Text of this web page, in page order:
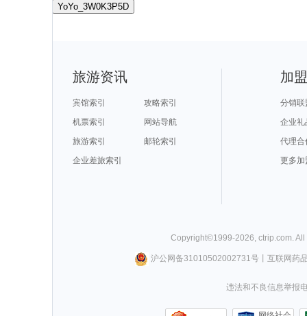
YoYo_3W0K3P5D
旅游资讯
宾馆索引
攻略索引
机票索引
网站导航
旅游索引
邮轮索引
企业差旅索引
加
分销联
企业礼
代理合
更多加
Copyright©1999-2026 ctrip.com .
沪公网备31010502002731号丨 互联网药
违法和不良信息举报